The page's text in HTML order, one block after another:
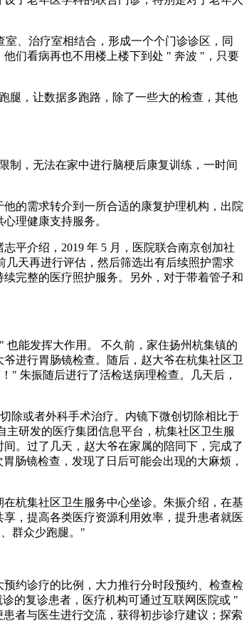
、治疗室相结合，形成一个个门诊诊区，同
们看病再也不用楼上楼下到处 " 奔波 "，只要
腿，让数据多跑路，除了一些大的检查，其他
制，无法在家中进行脑梗后康复训练，一时间
的需求转介到一所合适的康复护理机构，出院
理健康支持服务。
平介绍，2019 年 5 月，医院联合南京创加社
几天再进行评估，然后筛选出有后续照护需求
完整的医疗照护服务。另外，对于带着管子和
能发挥大作用。 不久前，家住扬州杭集镇的
进行胃肠镜检查。随后，赵大爷在杭集社区卫
" 朱振随后进行了活检送病理检查。几天后，
除或者外科手术治疗。内镜下微创切除相比于
研发的医疗集团信息平台，杭集社区卫生服
。过了几天，赵大爷在家属的陪同下，完成了
肠镜检查，发现了日后可能会出现的大麻烦，
杭集社区卫生服务中心坐诊。朱振介绍，在基
，提高各类医疗资源利用效率，提升患者就医
群众少跑腿。"
约诊疗的比例，大力推行分时段预约、检查检
的复诊患者，医疗机构可通过互联网医院或 "
者与医生进行交流，获得初步诊疗建议；探索